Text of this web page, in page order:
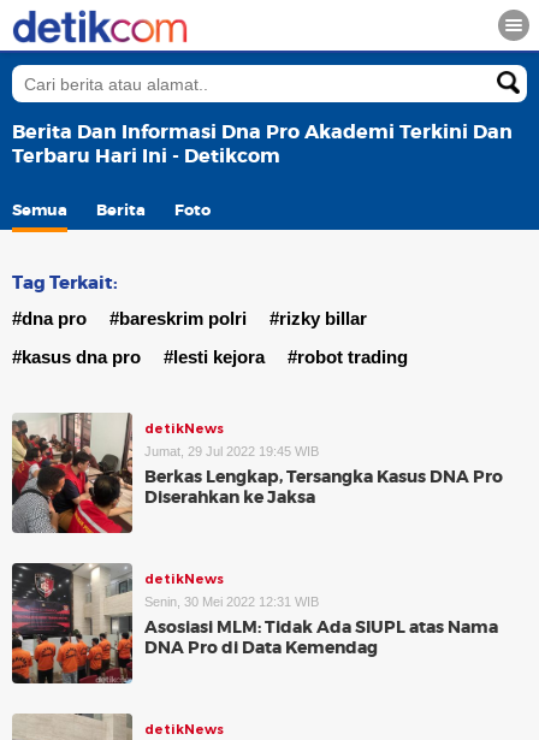
Berita Dan Informasi Dna Pro Akademi Terkini Dan
Terbaru Hari Ini - Detikcom
Semua Berita Foto
Tag Terkait:
#dna pro #bareskrim polri
#rizky billar
#kasus dna pro
#lesti kejora #robot trading
detikNews
Jumat, 29 Jul 2022 19:45 WIB
Berkas Lengkap, Tersangka Kasus DNA Pro
Diserahkan ke Jaksa
detikNews
Senin, 30 Mei 2022 12:31 WIB
Asosiasi MLM: Tidak Ada SIUPL atas Nama
DNA Pro di Data Kemendag
detikNews